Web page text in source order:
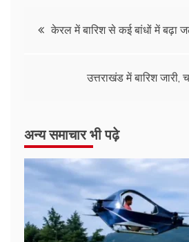
केरल में बारिश से कई बांधों में बढ़ा
उत्तराखंड में बारिश जारी,
अन्य समाचार भी पढ़े